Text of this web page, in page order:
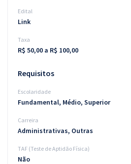
Edital
Link
Taxa
R$ 50,00 a R$ 100,00
Requisitos
Escolaridade
Fundamental, Médio, Superior
Carreira
Administrativas, Outras
TAF (Teste de Aptidão Física)
Não